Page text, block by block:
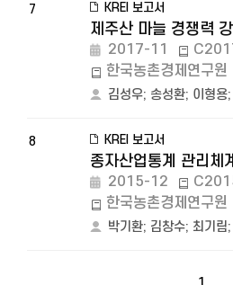
7 KREI 보고서
제주산 마늘 경쟁력
2017-11
한국농촌경제연구원
김성우; 송성환; 이형용;
8 KREI 보고서
종자산업통계 관리체
2015-12
한국농촌경제연구원
박기환; 김창수; 최기림;